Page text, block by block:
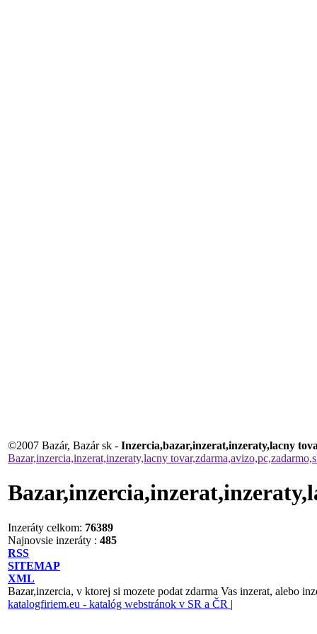
©2007 Bazár, Bazár sk - Inzercia,bazar,inzerat,inzeraty,lacny
Bazar,inzercia,inzerat,inzeraty,lacny
Inzeráty celkom: 76389
Najnovsie inzeráty : 485
RSS
SITEMAP
XML
Bazar,inzercia, v ktorej si mozete podat zdarma Vas inzerat, alebo
katalogfiriem.eu - katalóg webstránok v SR a ČR |